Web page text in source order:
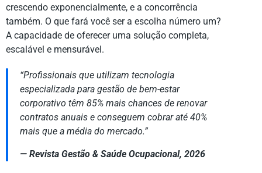
crescendo exponencialmente, e a concorrência
também. O que fará você ser a escolha número um?
A capacidade de oferecer uma solução completa,
escalável e mensurável.
“Profissionais que utilizam tecnologia
especializada para gestão de bem-estar
corporativo têm 85% mais chances de renovar
contratos anuais e conseguem cobrar até 40%
mais que a média do mercado.”
— Revista Gestão & Saúde Ocupacional, 2026